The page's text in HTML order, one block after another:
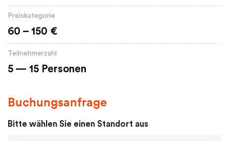
Preiskategorie
60 – 150 €
Teilnehmerzahl
5 — 15 Personen
Buchungsanfrage
Bitte wählen Sie einen Standort aus